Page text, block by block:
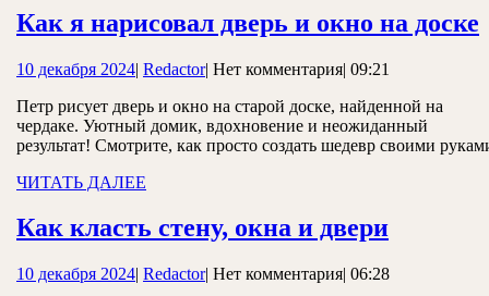
Как я нарисовал дверь и окно на доске
10 декабря 202410
2024
| RedactorRedactor
| Нет комментария| 09:21
Петр рисует дверь и окно на старой доске, найденной на
чердаке. Уютный домик, вдохновение и неожиданный
результат! Смотрите, как просто создать шедевр своими
ЧИТАТЬ ДАЛЕЕ
Как класть стену, окна и двериКак
стену,
10 декабря 202410
| RedactorRedactor
| Нет комментария| 06:28